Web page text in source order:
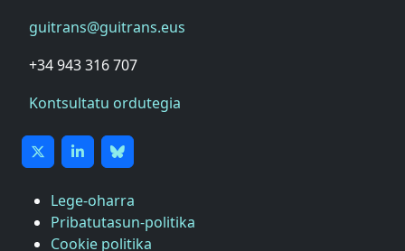
guitrans@guitrans.eus
+34 943 316 707
Kontsultatu ordutegia
Lege-oharra
Pribatutasun-politika
Cookie politika